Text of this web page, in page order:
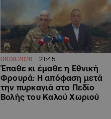
06.08.2026 21:45
Έπαθε κι έμαθε η Εθνική
Φρουρά: Η απόφαση μετά
την πυρκαγιά στο Πεδίο
Βολής του Καλού Χωριού